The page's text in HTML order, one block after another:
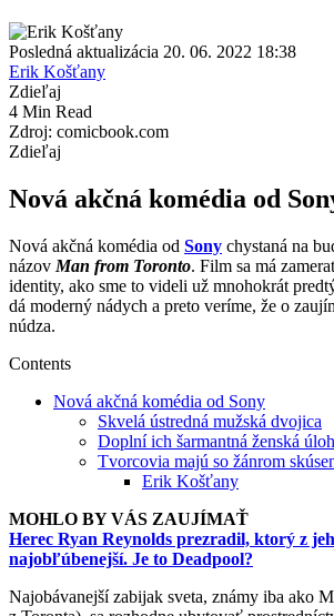
Posledná aktualizácia 20. 06. 2022 18:38
Erik Košťany
Zdieľaj
4 Min Read
Zdroj: comicbook.com
Zdieľaj
Nová akčná komédia od
Nová akčná komédia od Sony chystaná na
názov Man from Toronto. Film sa má
identity, ako sme to videli už mnohokrát
dá moderný nádych a preto veríme, že o
núdza.
Contents
Nová akčná komédia od Sony
Skvelá ústredná mužská dvojica
Doplní ich šarmantná ženská
Tvorcovia majú so žánrom
Erik Košťany
MOHLO BY VÁS ZAUJÍMAŤ
Herec Ryan Reynolds prezradil, ktorý z
najobľúbenejší. Je to Deadpool?
Najobávanejší zabijak sveta, známy iba ako